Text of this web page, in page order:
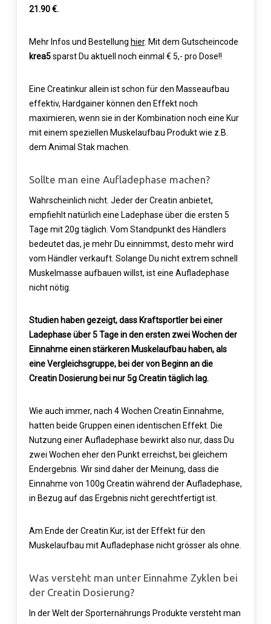
21.90 €.
Mehr Infos und Bestellung hier. Mit dem Gutscheincode
krea5sparst Du aktuell noch einmal € 5,- pro Dose!!
Eine Creatinkur allein ist schon für den Masseaufbau
effektiv, Hardgainer können den Effekt noch
maximieren, wenn sie in der Kombination noch eine Kur
mit einem speziellen Muskelaufbau Produkt wie z.B.
dem Animal Stak machen.
Sollte man eine Aufladephase machen?
Wahrscheinlich nicht. Jeder der Creatin anbietet,
empfiehlt natürlich eine Ladephase über die ersten 5
Tage mit 20g täglich. Vom Standpunkt des Händlers
bedeutet das, je mehr Du einnimmst, desto mehr wird
vom Händler verkauft. Solange Du nicht extrem schnell
Muskelmasse aufbauen willst, ist eine Aufladephase
nicht nötig.
Studien haben gezeigt, dass Kraftsportler bei einer
Ladephase über 5 Tage in den ersten zwei Wochen der
Einnahme einen stärkeren Muskelaufbau haben, als
eine Vergleichsgruppe, bei der von Beginn an die
Creatin Dosierung bei nur 5g Creatin täglich lag.
Wie auch immer, nach 4 Wochen Creatin Einnahme,
hatten beide Gruppen einen identischen Effekt. Die
Nutzung einer Aufladephase bewirkt also nur, dass Du
zwei Wochen eher den Punkt erreichst, bei gleichem
Endergebnis. Wir sind daher der Meinung, dass die
Einnahme von 100g Creatin während der Aufladephase,
in Bezug auf das Ergebnis nicht gerechtfertigt ist.
Am Ende der Creatin Kur, ist der Effekt für den
Muskelaufbau mit Aufladephase nicht grösser als ohne.
Was versteht man unter Einnahme Zyklen bei
der Creatin Dosierung?
In der Welt der Sporternährungs Produkte versteht man